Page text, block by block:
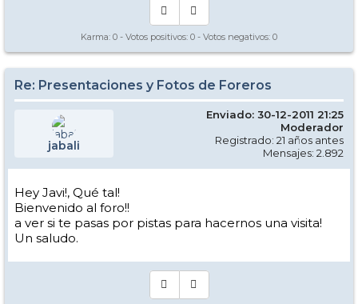
Karma: 0 - Votos positivos: 0 - Votos negativos: 0
Re: Presentaciones y Fotos de Foreros
jabali
Enviado: 30-12-2011 21:25
Moderador
Registrado: 21 años antes
Mensajes: 2.892
Hey Javi!, Qué tal!
Bienvenido al foro!!
a ver si te pasas por pistas para hacernos una visita!
Un saludo.